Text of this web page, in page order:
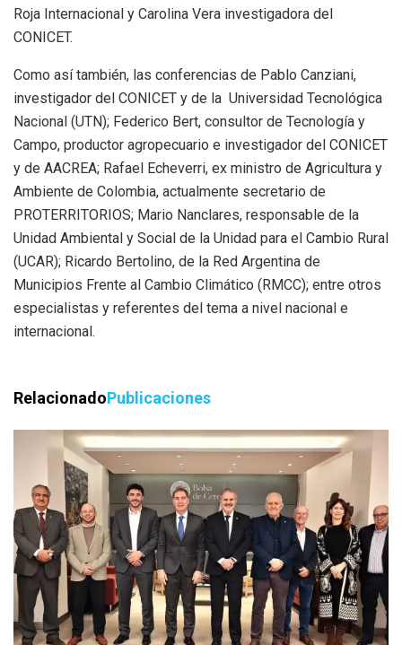
Roja Internacional y Carolina Vera investigadora del
CONICET.
Como así también, las conferencias de Pablo Canziani,
investigador del CONICET y de la Universidad Tecnológica
Nacional (UTN); Federico Bert, consultor de Tecnología y
Campo, productor agropecuario e investigador del CONICET
y de AACREA; Rafael Echeverri, ex ministro de Agricultura y
Ambiente de Colombia, actualmente secretario de
PROTERRITORIOS; Mario Nanclares, responsable de la
Unidad Ambiental y Social de la Unidad para el Cambio Rural
(UCAR); Ricardo Bertolino, de la Red Argentina de
Municipios Frente al Cambio Climático (RMCC); entre otros
especialistas y referentes del tema a nivel nacional e
internacional.
RelacionadoPublicaciones